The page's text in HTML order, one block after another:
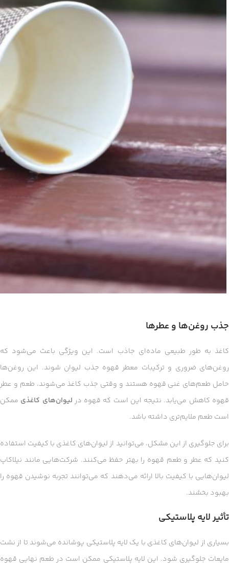
جذب روغن‌ها و عطرها
کاغذ به طور طبیعی ماده‌ای جاذب است. این ویژگی باعث می‌شود که
روغن‌های ضروری و ترکیبات معطر قهوه جذب لیوان شوند. این روغن‌ها
حامل طعم‌های غنی قهوه هستند و وقتی جذب کاغذ می‌شوند، طعم و عطر
قهوه کاهش می‌یابد. نتیجه این است که قهوه در لیوان‌های کاغذی ممکن
است طعم ملایم‌تری داشته باشد.
برای جلوگیری از این مشکل، می‌توانید از لیوان‌های کاغذی با کیفیت استفاده
کنید که عطر و طعم قهوه را بهتر حفظ می‌کنند. شرکت‌هایی مانند نیلاکاپ
لیوان‌هایی با کیفیت بالا ارائه می‌دهند که می‌توانند تجربه نوشیدن قهوه را
بهبود بخشند.
تأثیر لایه پلاستیکی
بسیاری از لیوان‌های کاغذی با یک لایه پلاستیکی پوشانده می‌شوند تا از نشت
مایعات جلوگیری شود. این لایه پلاستیکی ممکن است در طعم نهایی قهوه